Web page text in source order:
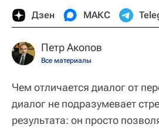
Дзен МАКС
Петр Акопов
Все материалы
Чем отличается диалог от
диалог не подразумевает
результата: он просто